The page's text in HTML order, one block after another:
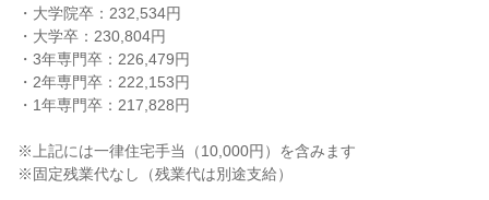
・大学院卒：232,534円
・大学卒：230,804円
・3年専門卒：226,479円
・2年専門卒：222,153円
・1年専門卒：217,828円
※上記には一律住宅手当（10,000円）を含みます
※固定残業代なし（残業代は別途支給）